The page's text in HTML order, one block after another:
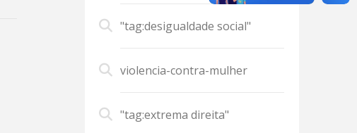
"tag:desigualdade social"
violencia-contra-mulher
"tag:extrema direita"